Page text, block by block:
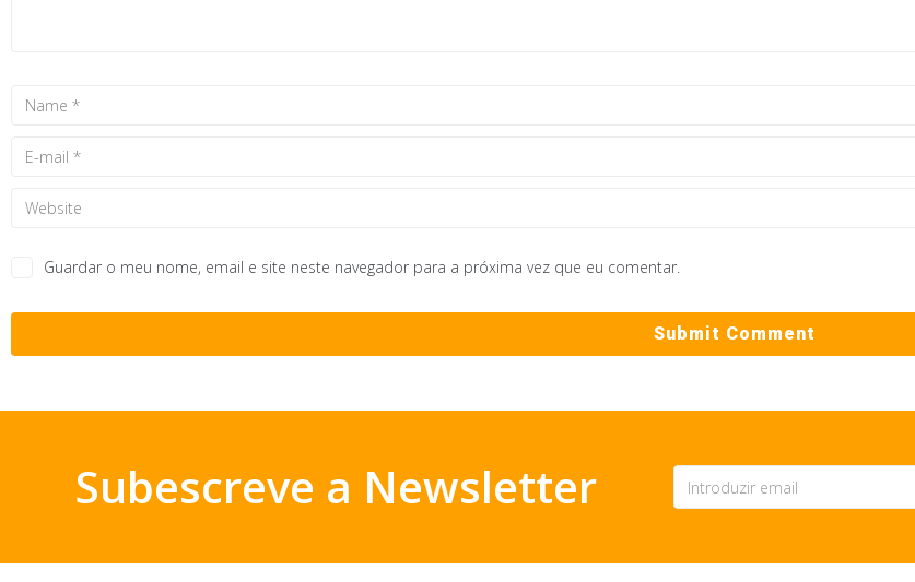
Guardar o meu nome, email e site neste navegador para a próxima vez que eu comentar.
Subescreve a Newsletter